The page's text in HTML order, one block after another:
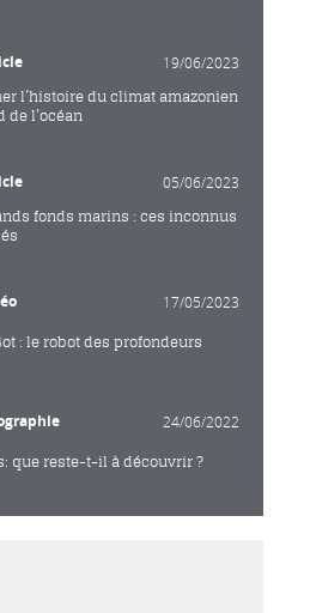
19/06/2023
l’histoire du climat amazonien
de l’océan
05/06/2023
fonds marins : ces inconnus
17/05/2023
: le robot des profondeurs
24/06/2022
que reste-t-il à découvrir ?